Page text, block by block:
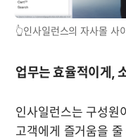
👆인사일런스의 자사몰 사
업무는 효율적이게,
인사일런스는 구성원
고객에게 즐거움을